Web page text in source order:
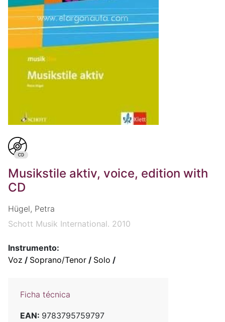
Musikstile aktiv, voice, edition with
CD
Hügel, Petra
Schott Musik International. 2010
Instrumento:
Voz / Soprano/Tenor / Solo /
Ficha técnica
EAN: 9783795759797